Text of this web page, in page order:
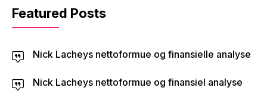
Featured Posts
Nick Lacheys nettoformue og finansielle analyse
Nick Lacheys nettoformue og finansiel analyse